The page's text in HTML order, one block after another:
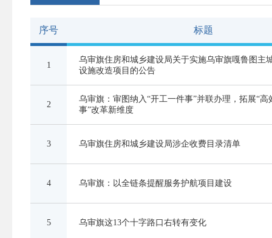
序号 标题
1
乌审旗住房和城乡建设局关于实施乌审旗嘎鲁图主
设施改造项目的公告
2
乌审旗：审图纳入“开工一件事”并联办理，拓展“高
事”改革新维度
3 乌审旗住房和城乡建设局涉企收费目录清单
4 乌审旗：以全链条提醒服务护航项目建设
5 乌审旗这13个十字路口右转有变化